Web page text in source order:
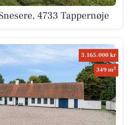
4733 Tappernøje
3.165.000 kr
349 m2